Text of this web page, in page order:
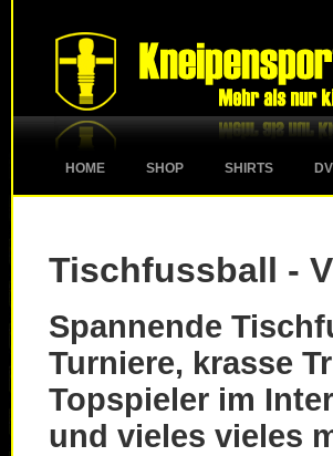
HOME SHOP SHIRTS
Tischfussball -
Spannende
Turniere, krasse
Topspieler im
und vieles vieles